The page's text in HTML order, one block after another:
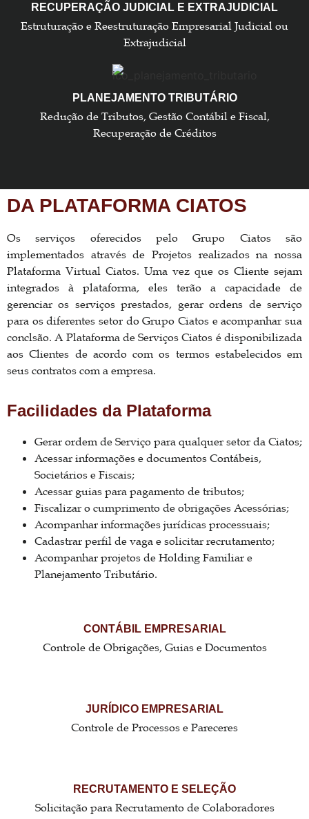
RECUPERAÇÃO JUDICIAL E EXTRAJUDICIAL
Estruturação e Reestruturação Empresarial Judicial ou
Extrajudicial
PLANEJAMENTO TRIBUTÁRIO
Redução de Tributos, Gestão Contábil e Fiscal,
Recuperação de Créditos
DA PLATAFORMA CIATOS
Os serviços oferecidos pelo Grupo Ciatos são
implementados através de Projetos realizados na nossa
Plataforma Virtual Ciatos. Uma vez que os Cliente sejam
integrados à plataforma, eles terão a capacidade de
gerenciar os serviços prestados, gerar ordens de serviço
para os diferentes setor do Grupo Ciatos e acompanhar sua
conclsão. A Plataforma de Serviços Ciatos é disponibilizada
aos Clientes de acordo com os termos estabelecidos em
seus contratos com a empresa.
Facilidades da Plataforma
Gerar ordem de Serviço para qualquer setor da Ciatos;
Acessar informações e documentos Contábeis,
Societários e Fiscais;
Acessar guias para pagamento de tributos;
Fiscalizar o cumprimento de obrigações Acessórias;
Acompanhar informações jurídicas processuais;
Cadastrar perfil de vaga e solicitar recrutamento;
Acompanhar projetos de Holding Familiar e
Planejamento Tributário.
CONTÁBIL EMPRESARIAL
Controle de Obrigações, Guias e Documentos
JURÍDICO EMPRESARIAL
Controle de Processos e Pareceres
RECRUTAMENTO E SELEÇÃO
Solicitação para Recrutamento de Colaboradores